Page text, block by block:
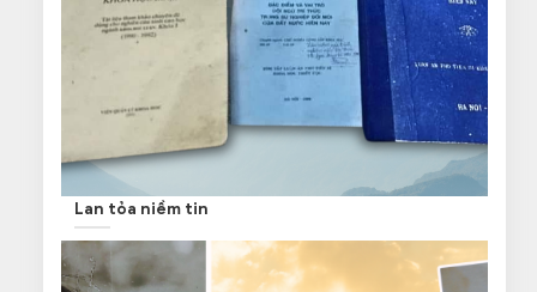
Lan tỏa niềm tin